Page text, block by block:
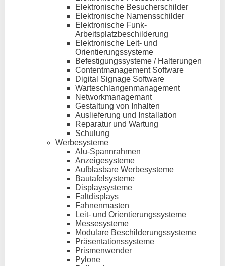
Elektronische Besucherschilder
Elektronische Namensschilder
Elektronische Funk-
Arbeitsplatzbeschilderung
Elektronische Leit- und
Orientierungssysteme
Befestigungssysteme / Halterungen
Contentmanagement Software
Digital Signage Software
Warteschlangenmanagement
Networkmanagemant
Gestaltung von Inhalten
Auslieferung und Installation
Reparatur und Wartung
Schulung
Werbesysteme
Alu-Spannrahmen
Anzeigesysteme
Aufblasbare Werbesysteme
Bautafelsysteme
Displaysysteme
Faltdisplays
Fahnenmasten
Leit- und Orientierungssysteme
Messesysteme
Modulare Beschilderungssysteme
Präsentationssysteme
Prismenwender
Pylone